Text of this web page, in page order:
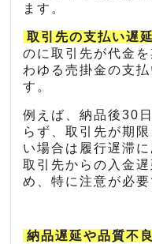
ます。
取引先の支払い遅
のに取引先が代金
わゆる売掛金の支
す。
例えば、納品後30
らず、取引先が期
い場合は履行遅滞
取引先からの入金
め、特に注意が必要
納品遅延や品質不